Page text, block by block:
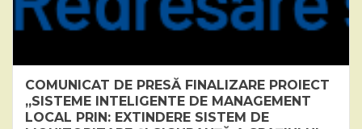
COMUNICAT DE PRESĂ FINALIZARE PROIECT
„SISTEME INTELIGENTE DE MANAGEMENT
LOCAL PRIN: EXTINDERE SISTEM DE